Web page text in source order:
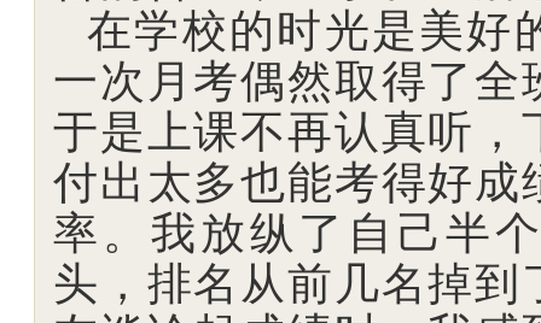
在学校的时光是美好
一次月考偶然取得了
于是上课不再认真听
付出太多也能考得好
率。我放纵了自己半
头，排名从前几名掉